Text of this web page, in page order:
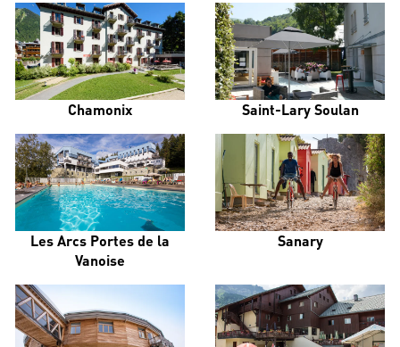
Chamonix Saint-Lary Soulan
Les Arcs Portes de la
Vanoise
Sanary